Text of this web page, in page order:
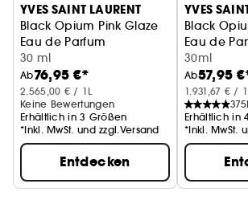
YVES SAINT LAURENT
Black Opium Pink Glaze
Eau de Parfum
30 ml
Ab76,95 €*
2.565,00 € / 1L
Keine Bewertungen
Erhältlich in 3 Größen
*Inkl. MwSt. und zzgl.Versand
Entdecken
YVES
Black
Eau de
30ml
Ab57,95
1.931,67 € /
375
Erhältlich in
*Inkl. MwSt.